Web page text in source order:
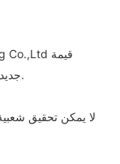
جديدة على مادة صناديق الشحن المطبوعة المخصصة.